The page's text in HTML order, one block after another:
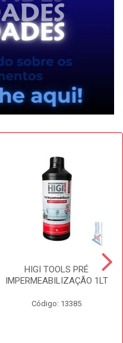
HIGI TOOLS PRÉ
IMPERMEABILIZAÇÃO 1LT
Código: 13385